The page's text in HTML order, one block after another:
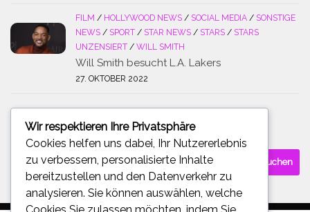
FILM / HOLLYWOOD NEWS / SOCIAL MEDIA / SONSTIGE
NEWS / SPORT / STAR NEWS / STARS / STARS
UNZENSIERT / WILL SMITH
Will Smith besucht L.A. Lakers
27. OKTOBER 2022
SUCHE
Suchen
nach:
Wir respektieren Ihre Privatsphäre
Cookies helfen uns dabei, Ihr Nutzererlebnis
zu verbessern, personalisierte Inhalte
bereitzustellen und den Datenverkehr zu
analysieren. Sie können auswählen, welche
Cookies Sie zulassen möchten, indem Sie